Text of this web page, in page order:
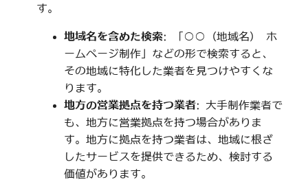
す。
地域名を含めた検索: 「○○（地域名） ホ
ームページ制作」などの形で検索すると、
その地域に特化した業者を見つけやすくな
ります。
地方の営業拠点を持つ業者: 大手制作業者で
も、地方に営業拠点を持つ場合がありま
す。地方に拠点を持つ業者は、地域に根ざ
したサービスを提供できるため、検討する
価値があります。